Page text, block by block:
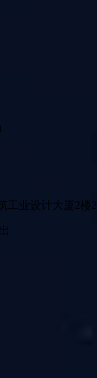
工业设计大厦2楼